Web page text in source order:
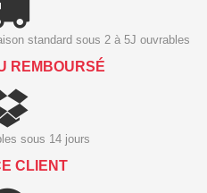
standard sous 2 à 5J ouvrables
REMBOURSÉ
sous 14 jours
CLIENT